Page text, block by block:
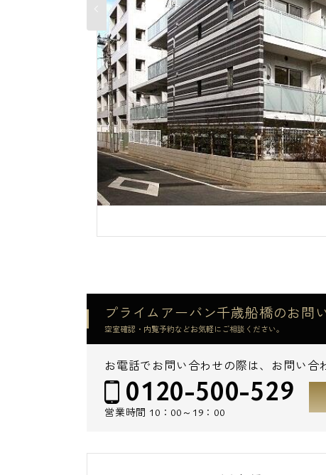
プライムアーバン千歳船橋のお問
空室確認・内覧予約などお気軽にご相談ください。
お電話でお問い合わせの際は、お問い合
0120-500-529
営業時間 10：00～19：00